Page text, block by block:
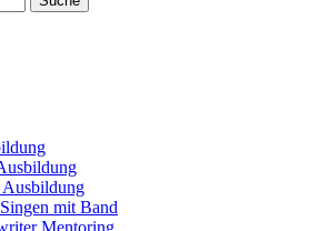
Ausbildung
mit Band